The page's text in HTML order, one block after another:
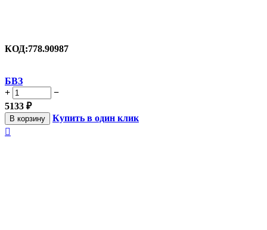
КОД:778.90987
БВЗ
+
−
5133 ₽
В корзину
Купить в один клик
